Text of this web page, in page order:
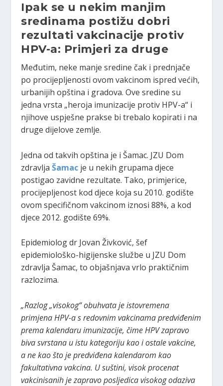
Ipak se u nekim manjim
sredinama postižu dobri
rezultati vakcinacije protiv
HPV-a: Primjeri za druge
Međutim, neke manje sredine čak i prednjače
po procijepljenosti ovom vakcinom ispred većih,
urbanijih opština i gradova. Ove sredine su
jedna vrsta „heroja imunizacije protiv HPV-a“ i
njihove uspješne prakse bi trebalo kopirati i na
druge dijelove zemlje.
Jedna od takvih opština je i Šamac. JZU Dom
zdravljaŠamac je u nekih grupama djece
postigao zavidne rezultate. Tako, primjerice,
procijepljenost kod djece koja su 2010. godište
ovom specifičnom vakcinom iznosi 88%, a kod
djece 2012. godište 69%.
Epidemiolog dr Jovan Živković, šef
epidemiološko-higijenske službe u JZU Dom
zdravlja Šamac, to objašnjava vrlo praktičnim
razlozima.
„Razlog „visokog“ obuhvata je istovremena
primjena HPV-a s redovnim vakcinama predviđenim
prema kalendaru imunizacije, čime HPV zapravo
biva svrstana u istu kategoriju kao i ostale vakcine,
a ne kao što je predviđena kalendarom kao
fakultativna vakcina. U suštini, visok procenat
vakcinisanih je zapravo posljedica visokog odaziva